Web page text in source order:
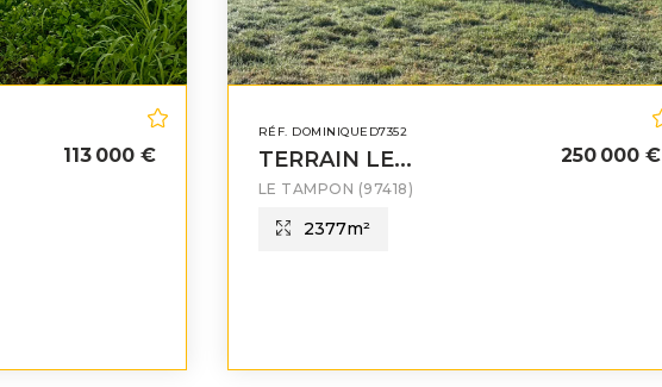
113 000 €
RÉF. DOMINIQUED7352
TERRAIN LE...
LE TAMPON (97418)
250 000 €
2377m²